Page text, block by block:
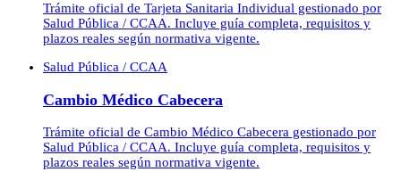
Trámite oficial de Tarjeta Sanitaria Individual gestionado por
Salud Pública / CCAA. Incluye guía completa, requisitos y
plazos reales según normativa vigente.
Salud Pública / CCAA
Cambio Médico Cabecera
Trámite oficial de Cambio Médico Cabecera gestionado por
Salud Pública / CCAA. Incluye guía completa, requisitos y
plazos reales según normativa vigente.